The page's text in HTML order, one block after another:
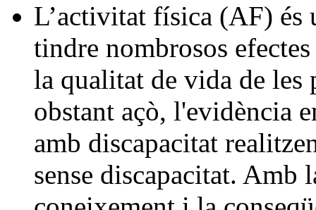
L’activitat física (AF) és
tindre nombrosos
la qualitat de vida de les
obstant açò, l'evidència
amb discapacitat
sense discapacitat.